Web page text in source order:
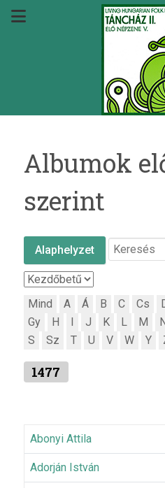
Albumok
szerint
Alaphelyzet
Mind A Á B C Cs
Gy
H J K L M N
S
Sz T U V W Y
1477
Abonyi Attila
Adorján István